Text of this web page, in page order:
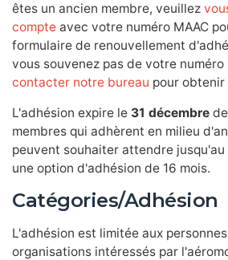
êtes un ancien membre, veuillez
compte avec votre numéro MAAC
formulaire de renouvellement
vous souvenez pas de votre numéro
contacter notre bureau pour obtenir
L'adhésion expire le 31 décembre
membres qui adhèrent en milieu
peuvent souhaiter attendre
une option d'adhésion de 16 mois.
Catégories/Adhésion
L'adhésion est limitée aux
organisations intéressés par